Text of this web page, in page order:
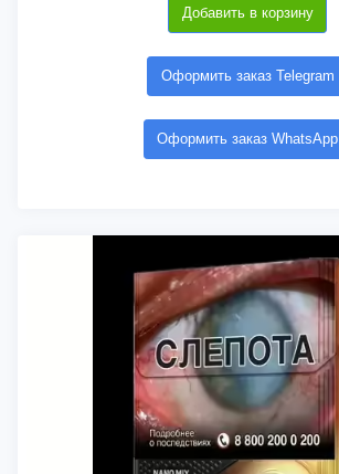
Добавить в корзину
Оформить заказ Telegram
Оформить заказ WhatsApp